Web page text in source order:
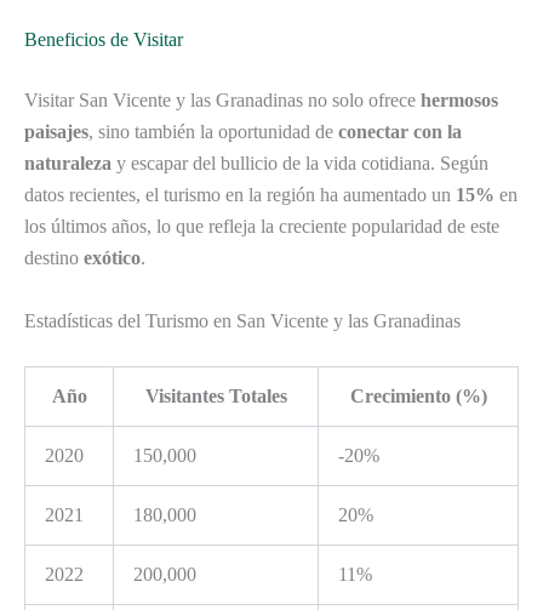
Beneficios de Visitar
Visitar San Vicente y las Granadinas no solo ofrece hermosos
paisajes, sino también la oportunidad de conectar con la
naturaleza y escapar del bullicio de la vida cotidiana. Según
datos recientes, el turismo en la región ha aumentado un 15% en
los últimos años, lo que refleja la creciente popularidad de este
destino exótico.
Estadísticas del Turismo en San Vicente y las Granadinas
Año Visitantes Totales Crecimiento (%)
2020 150,000 -20%
2021 180,000 20%
2022 200,000 11%